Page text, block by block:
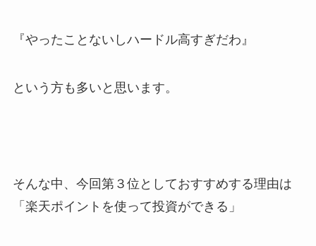
『やったことないしハードル高すぎだわ』
という方も多いと思います。
そんな中、今回第３位としておすすめする理由は
「楽天ポイントを使って投資ができる」